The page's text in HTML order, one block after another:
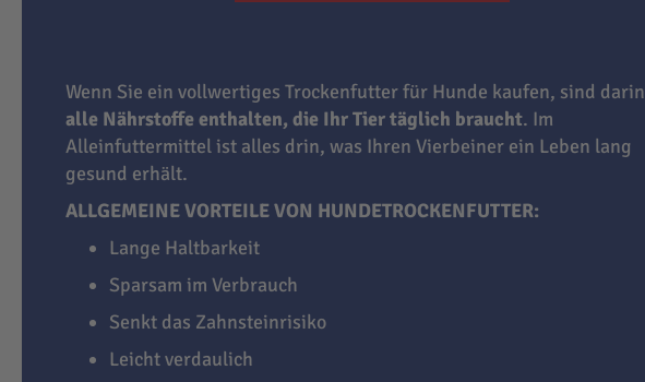
Wenn Sie ein vollwertiges Trockenfutter für Hunde kaufen, sind darin
alle Nährstoffe enthalten, die Ihr Tier täglich braucht. Im
Alleinfuttermittel ist alles drin, was Ihren Vierbeiner ein Leben lang
gesund erhält.
ALLGEMEINE VORTEILE VON HUNDETROCKENFUTTER:
Lange Haltbarkeit
Sparsam im Verbrauch
Senkt das Zahnsteinrisiko
Leicht verdaulich